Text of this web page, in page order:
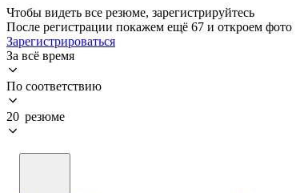
Чтобы видеть все резюме, зарегистрируйтесь
После регистрации покажем ещё 67 и откроем фото
Зарегистрироваться
За всё время
По соответствию
20 резюме